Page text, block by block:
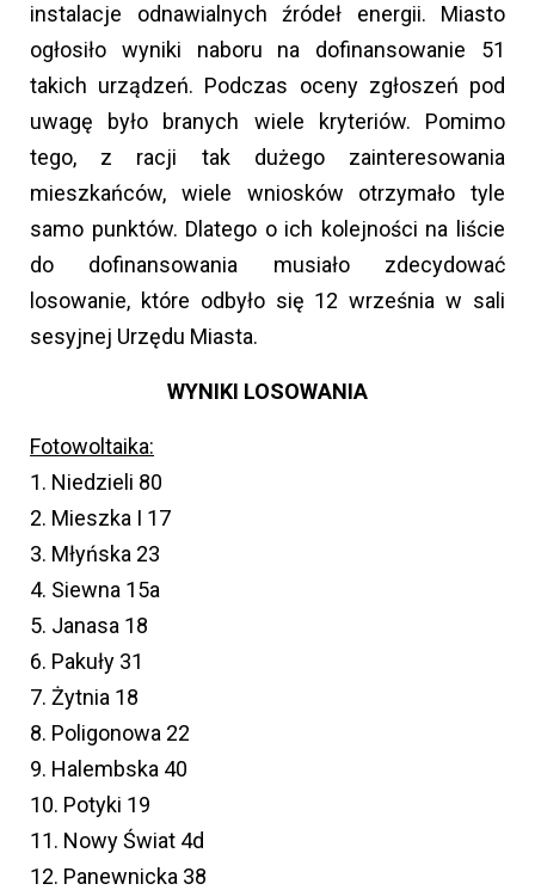
instalacje odnawialnych źródeł energii. Miasto
ogłosiło wyniki naboru na dofinansowanie 51
takich urządzeń. Podczas oceny zgłoszeń pod
uwagę było branych wiele kryteriów. Pomimo
tego, z racji tak dużego zainteresowania
mieszkańców, wiele wniosków otrzymało tyle
samo punktów. Dlatego o ich kolejności na liście
do dofinansowania musiało zdecydować
losowanie, które odbyło się 12 września w sali
sesyjnej Urzędu Miasta.
WYNIKI LOSOWANIA
Fotowoltaika:
1. Niedzieli 80
2. Mieszka I 17
3. Młyńska 23
4. Siewna 15a
5. Janasa 18
6. Pakuły 31
7. Żytnia 18
8. Poligonowa 22
9. Halembska 40
10. Potyki 19
11. Nowy Świat 4d
12. Panewnicka 38